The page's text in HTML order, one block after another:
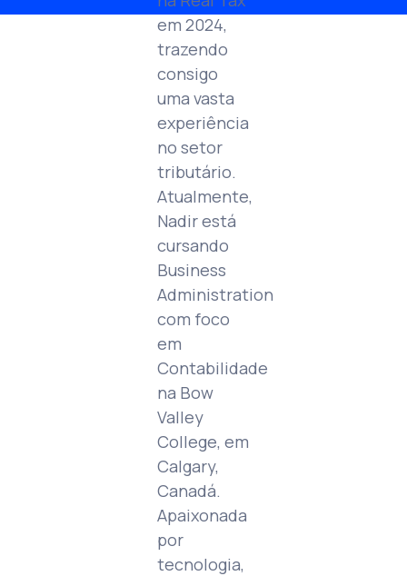
em 2024,
trazendo
consigo
uma vasta
experiência
no setor
tributário.
Atualmente,
Nadir está
cursando
Business
Administration
com foco
em
Contabilidade
na Bow
Valley
College, em
Calgary,
Canadá.
Apaixonada
por
tecnologia,